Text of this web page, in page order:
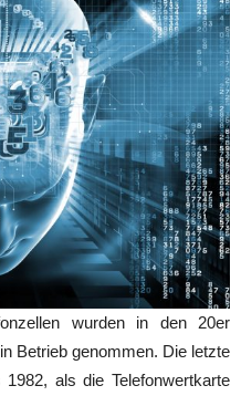
wurden in den 20er
Betrieb genommen. Die letzte
als die Telefonwertkarte